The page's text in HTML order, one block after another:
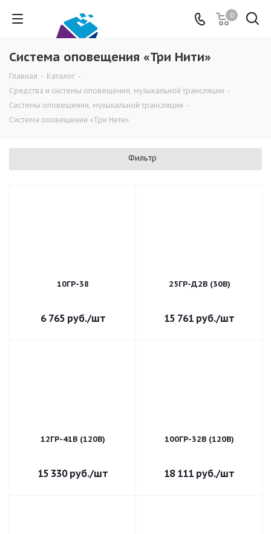
0
Система оповещения «Три Нити»
Главная - Каталог -
Средства и системы оповещения, музыкальной трансляции -
Системы оповещения, музыкальной трансляции -
Система оповещения «Три Нити»
Фильтр
10ГР-38
6 765руб./шт
25ГР-Д2В (30В)
15 761 руб./шт
12ГР-41В (120В)
15 330руб./шт
100ГР-32В (120В)
18 111 руб./шт